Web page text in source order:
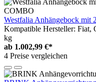
Westfalia Anhängebock
Kompatible Hersteller: Fiat,
kg
ab 1.002,99 €*
4 Preise vergleichen